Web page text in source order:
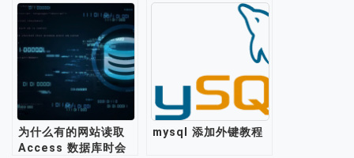
为什么有的网站读取
Access 数据库时会
mysql 添加外键教程